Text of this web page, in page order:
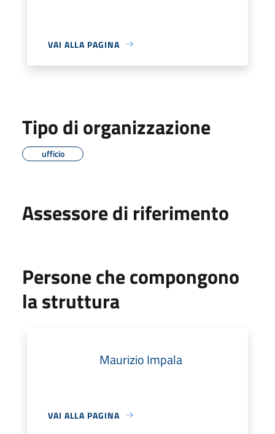
VAI ALLA PAGINA
Tipo di organizzazione
ufficio
Assessore di riferimento
Persone che compongono
la struttura
Maurizio Impala
VAI ALLA PAGINA